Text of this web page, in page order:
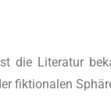
die Lite­ra­tur
fik­tio­na­len